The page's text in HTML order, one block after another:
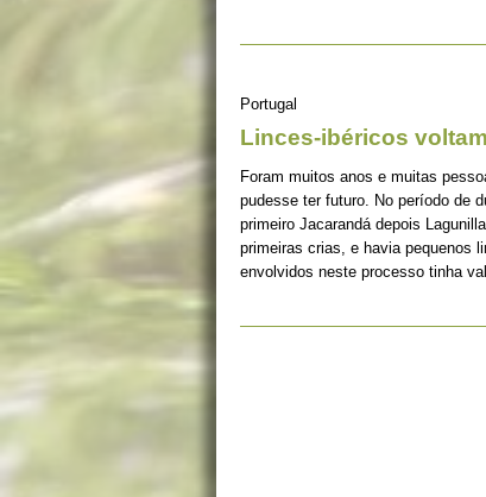
Portugal
Linces-ibéricos
Foram muitos anos e muitas
pudesse ter futuro. No período de
primeiro Jacarandá depois
primeiras crias, e havia pequenos
envolvidos neste processo tinha